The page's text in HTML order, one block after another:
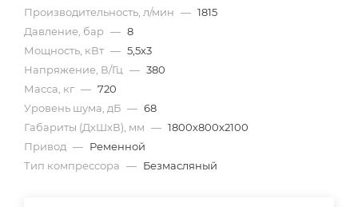
Производительность, л/мин — 1815
Давление, бар — 8
Мощность, кВт — 5,5х3
Напряжение, В/Гц — 380
Масса, кг — 720
Уровень шума, дБ — 68
Габариты (ДхШхВ), мм — 1800х800х2100
Привод — Ременной
Тип компрессора — Безмасляный